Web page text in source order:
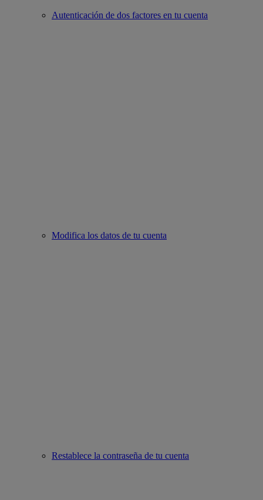
Autenticación de dos factores en tu cuenta
Modifica los datos de tu cuenta
Restablece la contraseña de tu cuenta